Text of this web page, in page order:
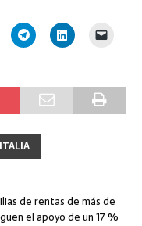
ITALIA
de rentas de más de
el apoyo de un 17 %